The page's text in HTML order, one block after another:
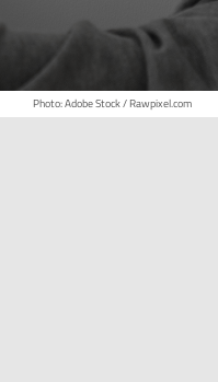
Photo: Adobe Stock / Rawpixel.com